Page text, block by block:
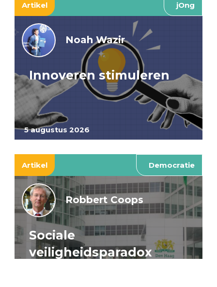
Artikel jOng
5 augustus 2026
Noah Wazir
Innoveren stimuleren
Artikel Democratie
Robbert Coops
Sociale
veiligheidsparadox